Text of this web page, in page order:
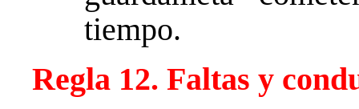
tiempo.
Regla 12. Faltas y